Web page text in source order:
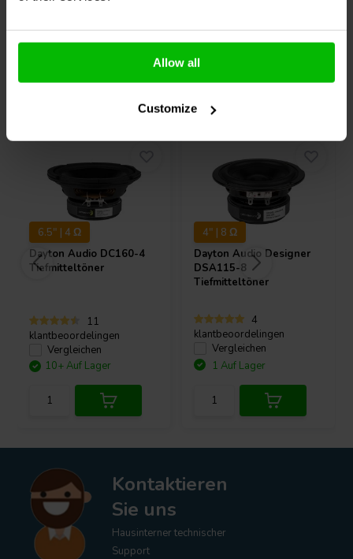
Allow all
Customize
in perfekter Ausrichtung. Große Fenster im Korb, sowohl oberhalb
als auch unterhalb der Spinne, tragen dazu bei, Schallreflexionen und
Strömungsgeräusche zu reduzieren und Hohlraumresonanzen auf ein
Minimum zu beschränken.
6.5" | 4 Ω
Dayton Audio DC160-4
Tiefmitteltöner
11
klantbeoordelingen
Vergleichen
10+ Auf Lager
4" | 8 Ω
Dayton Audio Designer
DSA115-8
Tiefmitteltöner
4
klantbeoordelingen
Vergleichen
1 Auf Lager
Kontaktieren
Sie uns
Hausinterner technischer
Support